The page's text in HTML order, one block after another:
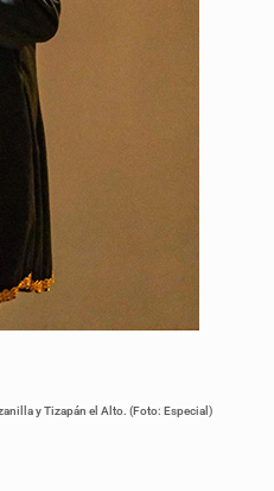
y Tizapán el Alto. (Foto: Especial)